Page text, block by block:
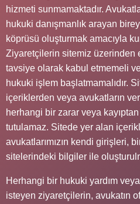
hizmeti sunmamaktadır.
hukuki danışmanlık arayan
köprüsü oluşturmak amacıyla
Ziyaretçilerin sitemiz üzerinden
tavsiye olarak kabul etmemeli
hukuki işlem başlatmamalıdır.
içeriklerden veya avukatların
herhangi bir zarar veya
tutulamaz. Sitede yer alan
avukatlarımızın kendi girişleri,
sitelerindeki bilgiler ile
Herhangi bir hukuki yardım
isteyen ziyaretçilerin, avukatın